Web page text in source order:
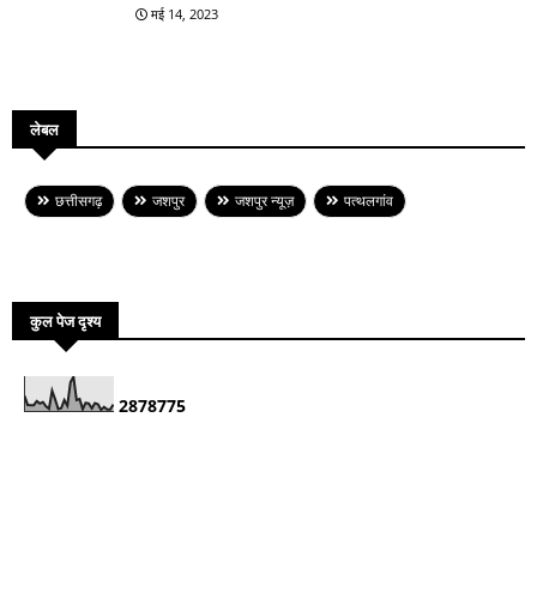
मई 14, 2023
लेबल
छत्तीसगढ़ जशपुर जशपुर न्यूज़ पत्थलगांव
कुल पेज दृश्य
2878775